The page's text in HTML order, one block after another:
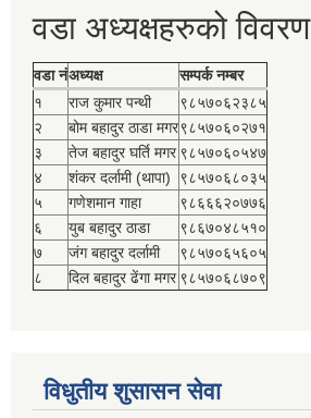
वडा अध्यक्षहरुको विवरण
वडा नंअध्यक्ष
सम्पर्क नम्बर
१
राज कुमार पन्थी
९८५७०६२३८५
२
बोम बहादुर ठाडा मगर९८५७०६०२७१
३
तेज बहादुर घर्ति मगर ९८५७०६०५४७
४
शंकर दर्लामी (थापा)
९८५७०६८०३५
५
गणेशमान गाहा
९८६६६२०७७६
६
युब बहादुर ठाडा
९८६७०४८५१०
७
जंग बहादुर दर्लामी
९८५७०६५६०५
८
दिल बहादुर ढेंगा मगर ९८५७०६८७०९
विधुतीय शुसासन सेवा